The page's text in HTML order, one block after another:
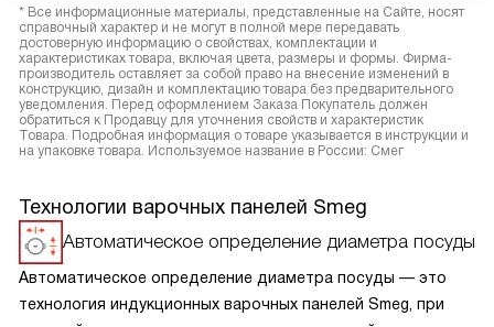
* Все информационные материалы, представленные на Сайте, носят
справочный характер и не могут в полной мере передавать
достоверную информацию о свойствах, комплектации и
характеристиках товара, включая цвета, размеры и формы. Фирма-
производитель оставляет за собой право на внесение изменений в
конструкцию, дизайн и комплектацию товара без предварительного
уведомления. Перед оформлением Заказа Покупатель должен
обратиться к Продавцу для уточнения свойств и характеристик
Товара. Подробная информация о товаре указывается в инструкции и
на упаковке товара. Используемое название в России: Смег
Технологии варочных панелей Smeg
Автоматическое определение диаметра посуды
Автоматическое определение диаметра посуды — это
технология индукционных варочных панелей Smeg, при